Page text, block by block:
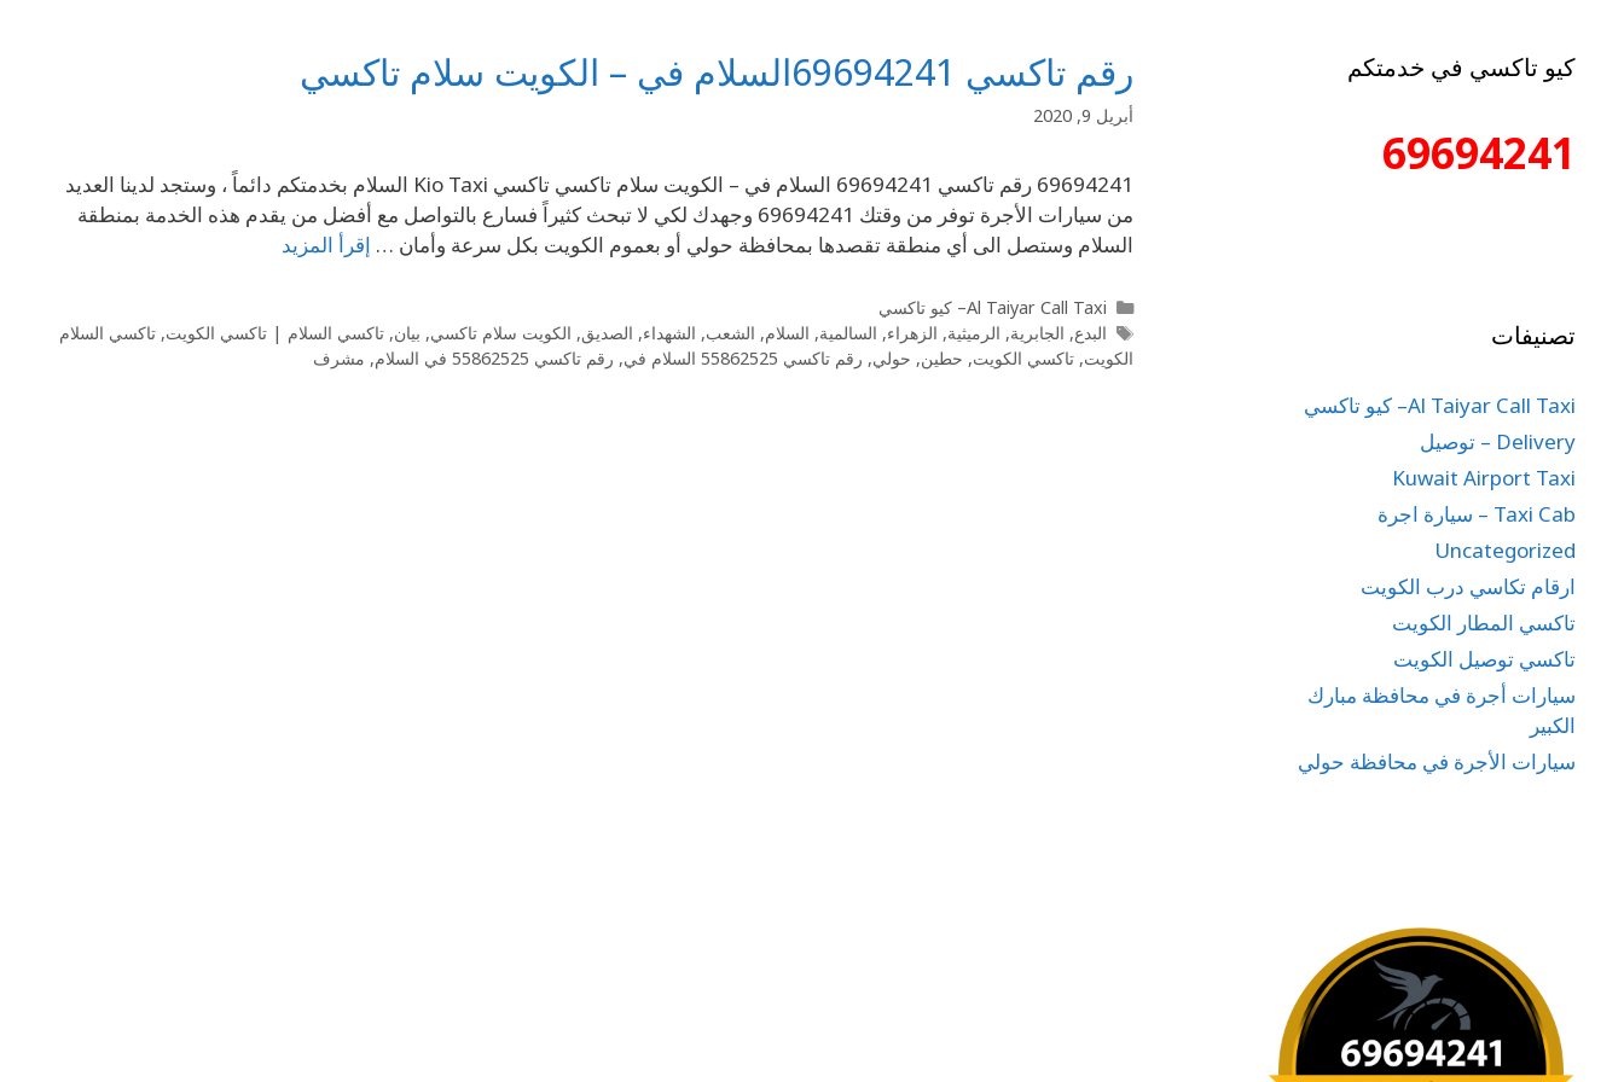
رقم تاكسي 69694241السلام في – الكويت سلام تاكسي
أبريل 9, 2020
69694241 رقم تاكسي 69694241 السلام في – الكويت سلام تاكسي تاكسي Kio Taxi السلام بخدمتكم دائماً ، وستجد لدينا العديد
من سيارات الأجرة توفر من وقتك 69694241 وجهدك لكي لا تبحث كثيراً فسارع بالتواصل مع أفضل من يقدم هذه الخدمة بمنطقة
السلام وستصل الى أي منطقة تقصدها بمحافظة حولي أو بعموم الكويت بكل سرعة وأمان … إقرأ المزيد
Al Taiyar Call Taxi– كيو تاكسي
البدع, الجابرية, الرميثية, الزهراء, السالمية, السلام, الشعب, الشهداء, الصديق, الكويت سلام تاكسي, بيان, تاكسي السلام | تاكسي الكويت, تاكسي السلام
الكويت, تاكسي الكويت, حطين, حولي, رقم تاكسي 55862525 السلام في , رقم تاكسي 55862525 في السلام , مشرف
كيو تاكسي في خدمتكم
69694241
تصنيفات
Al Taiyar Call Taxi– كيو تاكسي
Delivery – توصيل
Kuwait Airport Taxi
Taxi Cab – سيارة اجرة
Uncategorized
ارقام تكاسي درب الكويت
تاكسي المطار الكويت
تاكسي توصيل الكويت
سيارات أجرة في محافظة مبارك
الكبير
سيارات الأجرة في محافظة حولي